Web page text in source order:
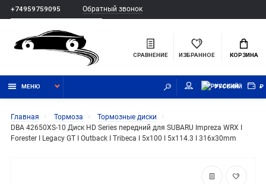
+74959759095 Обратный звонок
СРАВНЕНИЕ ИЗБРАННОЕ КОРЗИНА
МЕНЮ РУССКИЙ ₽
Главная Тормоза
Тормозные диски
DBA 42650XS-10 Диск HD Series передний для SUBARU Impreza WRX I
Forester I Legacy GT I Outback I Tribeca I 5x100 I 5x114.3 I 316x30mm